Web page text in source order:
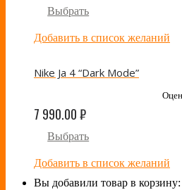
Выбрать
Добавить в список желаний
Nike Ja 4 “Dark Mode”
7 990.00₽
Выбрать
Добавить в список желаний
Вы добавили товар в корзину: